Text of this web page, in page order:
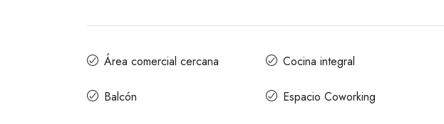
Área comercial cercana
Balcón
Cocina integral
Espacio Coworking